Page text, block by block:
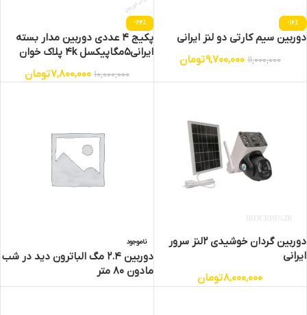
-12%
دوربین سیم کارتی دو لنز ایرانی
11,000,000
9,700,000تومان
-22%
پکیج 4 عددی دوربین مدار بسته
ایرانی5مگاپیکسل 4k پلاک خوان
10,000,000
7,800,000تومان
دوربین گردان خوشیدی 2لنز سرور
ایرانی
8,000,000تومان
ناموجود
دوربین 2.4 مگ الباترون دید در شب
مادون 80 متر